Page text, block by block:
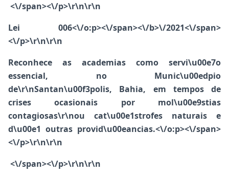
<\/span><\/p>\r\n\r\n
Lei 006<\/o:p><\/span><\/b>\/2021<\/span>
<\/p>\r\n\r\n
Reconhece as academias como servi\u00e7o
essencial, no Munic\u00edpio
de\r\nSantan\u00f3polis, Bahia, em tempos de
crises ocasionais por mol\u00e9stias
contagiosas\r\nou cat\u00e1strofes naturais e
d\u00e1 outras provid\u00eancias.<\/o:p><\/span>
<\/p>\r\n\r\n
<\/span><\/p>\r\n\r\n